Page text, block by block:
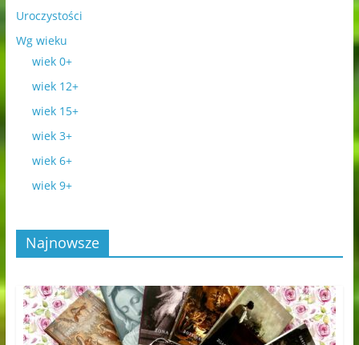
Uroczystości
Wg wieku
wiek 0+
wiek 12+
wiek 15+
wiek 3+
wiek 6+
wiek 9+
Najnowsze